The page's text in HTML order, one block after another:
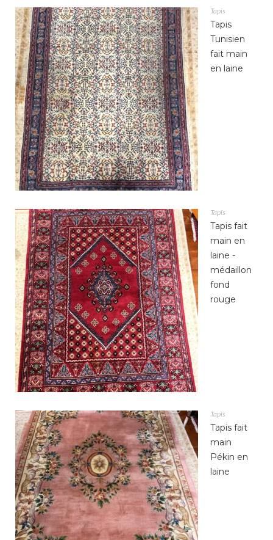
Tapis
Tapis
Tunisien
fait main
en laine
Tapis
Tapis fait
main en
laine -
médaillon
fond
rouge
Tapis
Tapis fait
main
Pékin en
laine